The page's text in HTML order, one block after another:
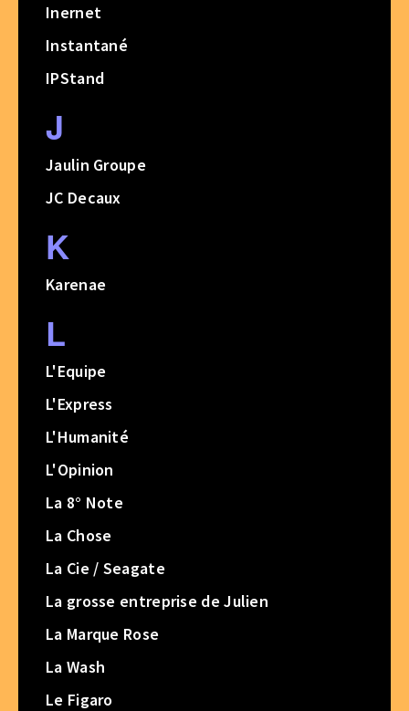
Inernet
Instantané
IPStand
J
Jaulin Groupe
JC Decaux
K
Karenae
L
L'Equipe
L'Express
L'Humanité
L'Opinion
La 8° Note
La Chose
La Cie / Seagate
La grosse entreprise de Julien
La Marque Rose
La Wash
Le Figaro